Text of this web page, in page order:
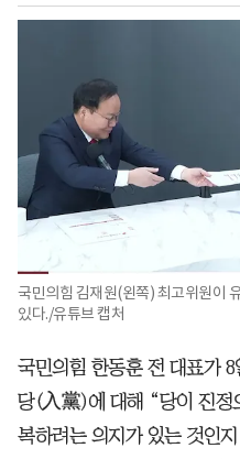
국민의힘 김재원(왼쪽) 최고위원이
있다./유튜브 캡처
국민의힘 한동훈 전 대표가
당(入黨)에 대해 “당이 진정
복하려는 의지가 있는 것인